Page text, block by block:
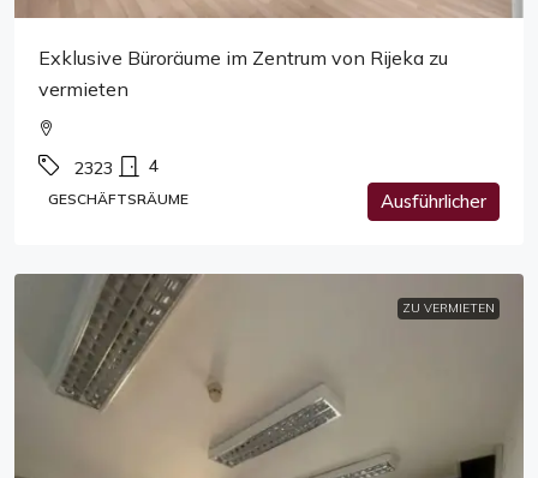
Exklusive Büroräume im Zentrum von Rijeka zu
vermieten
2323 4
GESCHÄFTSRÄUME Ausführlicher
ZU VERMIETEN